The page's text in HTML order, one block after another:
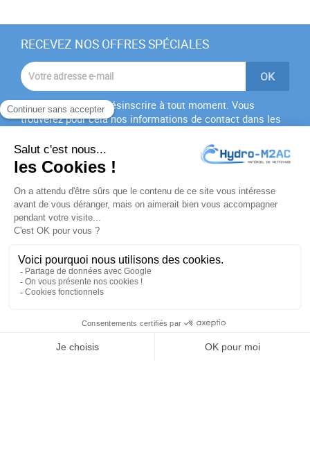
RECEVEZ NOS OFFRES SPÉCIALES
Vous pouvez vous désinscrire à tout moment. Vous
trouverez pour cela nos informations de contact dans les
J'accepte lesconditions générales
politique de
confidentialité
PRODUITS
NOTRE SOCIÉTÉ
VOTRE COMPTE